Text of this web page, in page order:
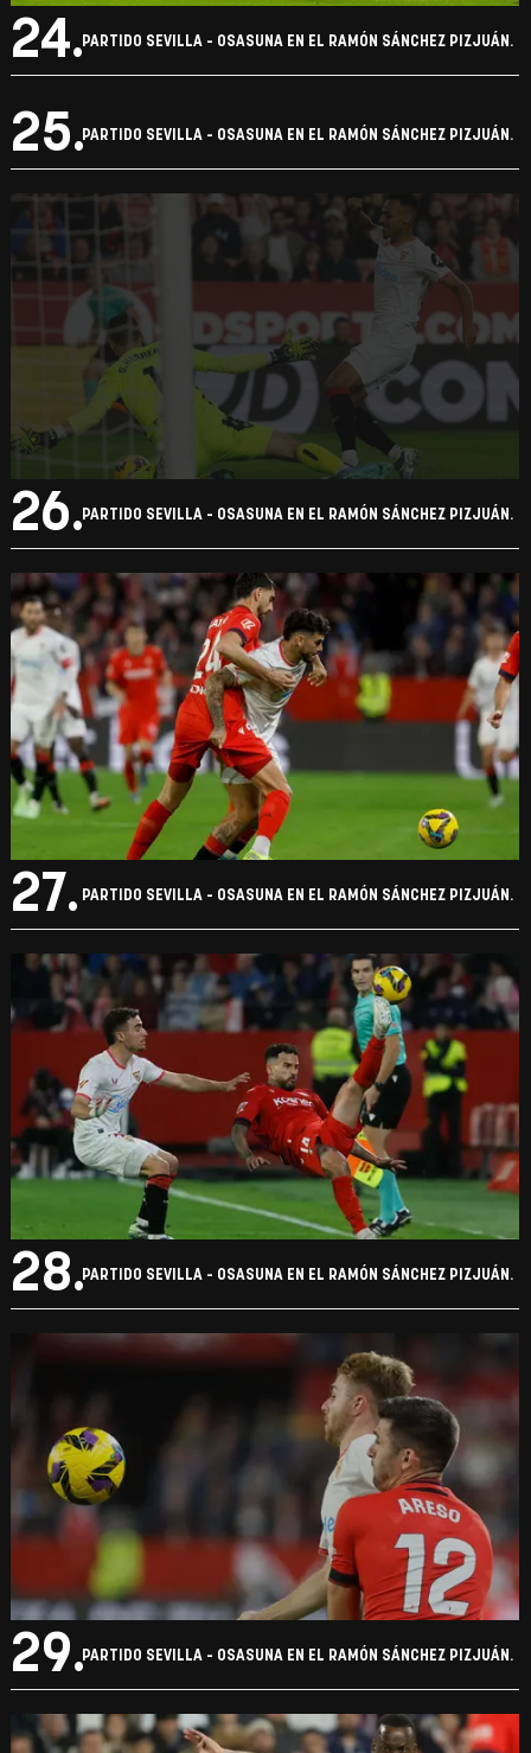
24.PARTIDO SEVILLA - OSASUNA EN EL RAMÓN SÁNCHEZ PIZJUÁN.
25. PARTIDO SEVILLA - OSASUNA EN EL RAMÓN SÁNCHEZ PIZJUÁN.
26. PARTIDO SEVILLA - OSASUNA EN EL RAMÓN SÁNCHEZ PIZJUÁN.
27.PARTIDO SEVILLA - OSASUNA EN EL RAMÓN SÁNCHEZ PIZJUÁN.
28. PARTIDO SEVILLA - OSASUNA EN EL RAMÓN SÁNCHEZ PIZJUÁN.